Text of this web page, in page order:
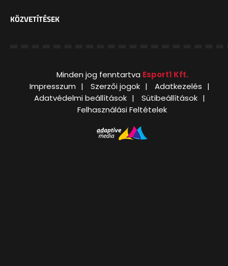
KÖZVETÍTÉSEK
Minden jog fenntartva Esport1 Kft.
Impresszum
Szerzői jogok
Adatkezelés
Adatvédelmi beállítások
Sütibeállítások
Felhasználási Feltételek